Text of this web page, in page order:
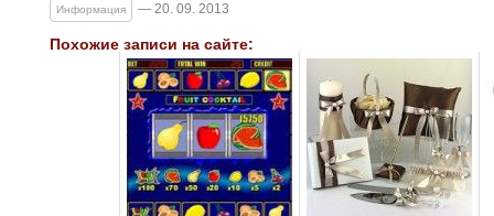
Информация — 20. 09. 2013
Похожие записи на сайте: